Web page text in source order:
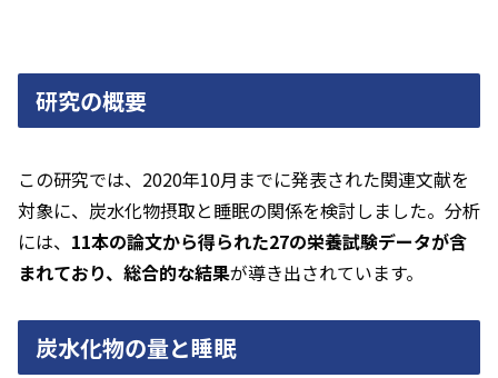
研究の概要
この研究では、2020年10月までに発表された関連文献を
対象に、炭水化物摂取と睡眠の関係を検討しました。分析
には、 11本の論文から得られた27の栄養試験データが含
まれており、総合的な結果が導き出されています。
炭水化物の量と睡眠